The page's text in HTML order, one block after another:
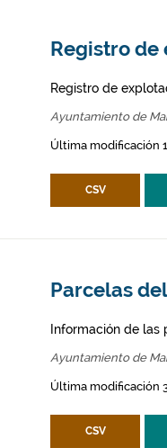
Registro de
Registro de
Ayuntamiento de
Última modificación
CSV
Parcelas
Información de
Ayuntamiento de
Última modificación
CSV